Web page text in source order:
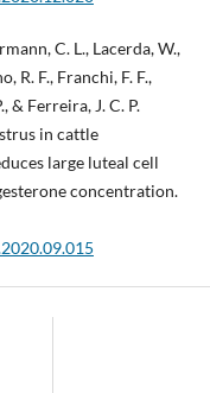
C. L., Lacerda, W.,
R. F., Franchi, F. F.,
& Ferreira, J. C. P.
in cattle
large luteal cell
concentration.